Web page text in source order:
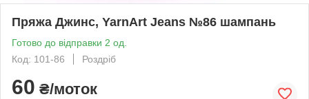
Пряжа Джинс, YarnArt Jeans №86 шампань
Готово до відправки 2 од.
Код: 101-86
Роздріб
60 ₴/моток